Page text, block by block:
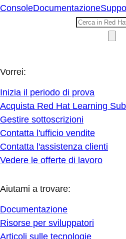
ConsoleDocumentazione
Vorrei:
Inizia il periodo di prova
Acquista Red Hat Learning
Gestire sottoscrizioni
Contatta l'ufficio vendite
Contatta l'assistenza clienti
Vedere le offerte di lavoro
Aiutami a trovare:
Documentazione
Risorse per sviluppatori
Articoli sulle tecnologie